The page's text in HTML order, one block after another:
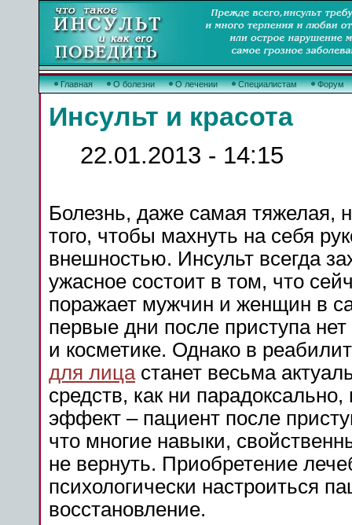
Главная О болезни О лечении Специалистам Форум
Инсульт и красота
22.01.2013 - 14:15
Болезнь, даже самая тяжелая,
того, чтобы махнуть на себя
внешностью. Инсульт всегда
ужасное состоит в том, что
поражает мужчин и женщин в
первые дни после приступа
и косметике. Однако в
для лицастанет весьма
средств, как ни
эффект – пациент после
что многие навыки,
не вернуть. Приобретение
психологически настроиться
восстановление.